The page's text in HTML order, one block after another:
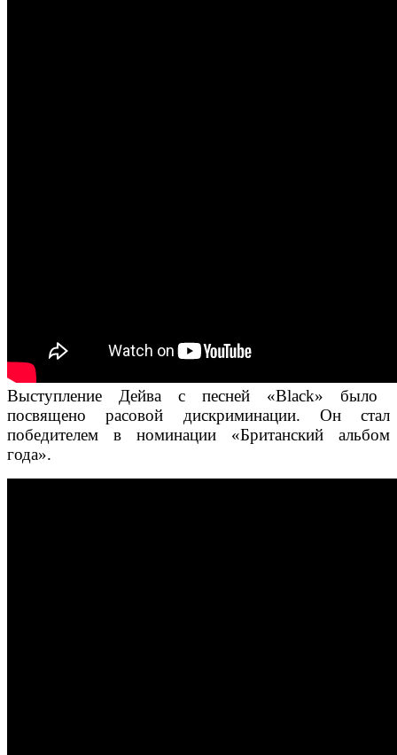
Выступление Дейва с песней «Black» было
посвящено расовой дискриминации. Он стал
победителем в номинации «Британский альбом
года».